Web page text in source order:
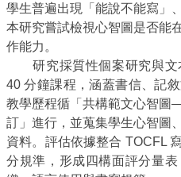
學生普遍出現「能說不能寫」
本研究嘗試檢視心智圖是否能
作能力。
研究採質性個案研究與文
40 分鐘課程，涵蓋書信、記
教學歷程循「共構範文心智
訂」進行，並蒐集學生心智圖
資料。評估依據整合 TOCFL
分規準，形成四構面評分量